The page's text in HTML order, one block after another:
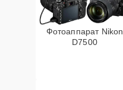
Фотоаппарат Nikon
D7500